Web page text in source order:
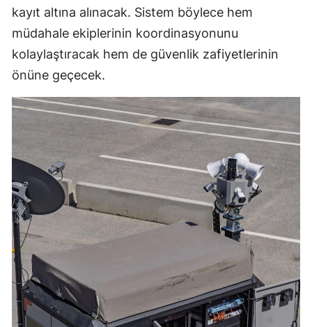
kayıt altına alınacak. Sistem böylece hem
müdahale ekiplerinin koordinasyonunu
kolaylaştıracak hem de güvenlik zafiyetlerinin
önüne geçecek.